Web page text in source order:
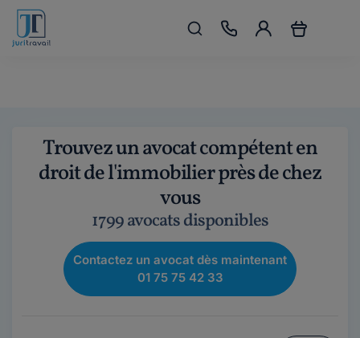
Trouvez un avocat compétent en
droit de l'immobilier près de chez
vous
1799 avocats disponibles
Contactez un avocat dès maintenant
01 75 75 42 33